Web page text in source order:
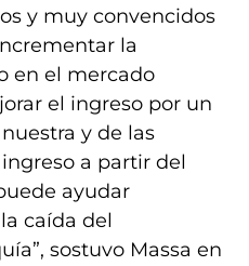
y muy convencidos
la
en el mercado
el ingreso por un
y de las
a partir del
ayudar
caída del
sostuvo Massa en